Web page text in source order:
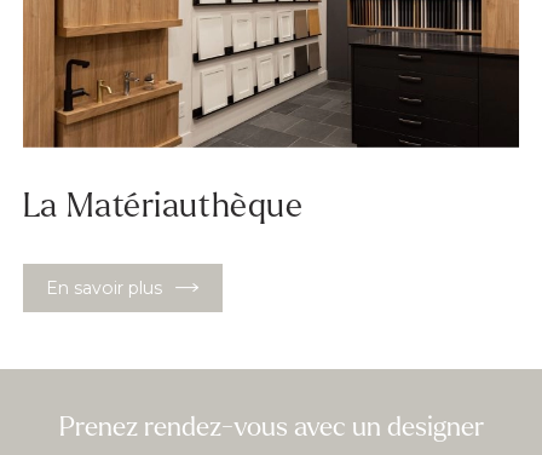
La Matériauthèque
En savoir plus
Prenez rendez-vous avec un designer